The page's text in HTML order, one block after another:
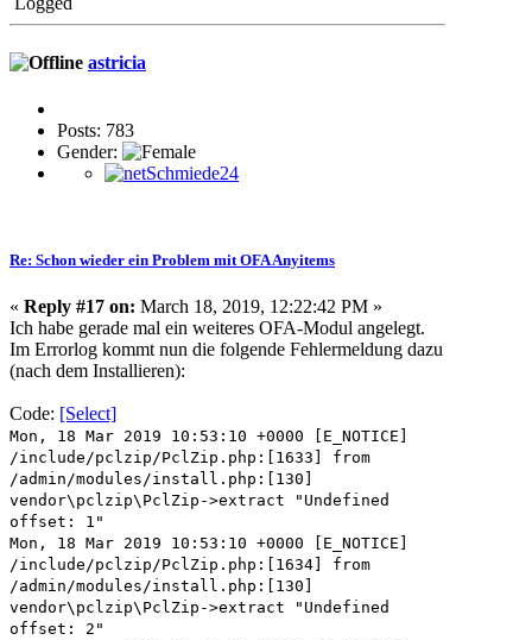
astricia
Posts: 783
Gender:
Re: Schon wieder ein Problem mit OFA Anyitems
« Reply #17 on: March 18, 2019, 12:22:42 PM »
Ich habe gerade mal ein weiteres OFA-Modul angelegt.
Im Errorlog kommt nun die folgende Fehlermeldung dazu
(nach dem Installieren):
Code: [Select]
Mon, 18 Mar 2019 10:53:10 +0000 [E_NOTICE]
/include/pclzip/PclZip.php:[1633] from
/admin/modules/install.php:[130]
vendor\pclzip\PclZip->extract "Undefined
offset: 1"
Mon, 18 Mar 2019 10:53:10 +0000 [E_NOTICE]
/include/pclzip/PclZip.php:[1634] from
/admin/modules/install.php:[130]
vendor\pclzip\PclZip->extract "Undefined
offset: 2"